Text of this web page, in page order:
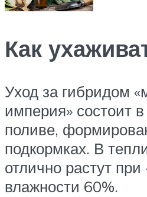
Как
Уход за гибридом
империя» состоит
поливе,
подкормках. В
отлично растут
влажности 60%.